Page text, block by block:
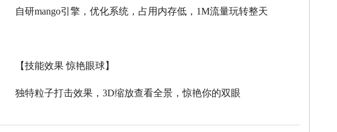
自研mango引擎，优化系统，占用内存低， 1M流量玩转整天
【技能效果 惊艳眼球】
独特粒子打击效果，3D缩放查看全景，惊艳你的双眼